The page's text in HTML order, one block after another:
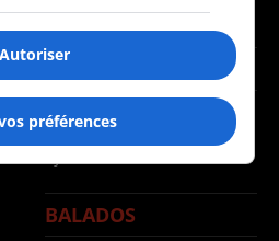
MUSIQUE
- Décompte franco
BALADOS
Autoriser
préférences